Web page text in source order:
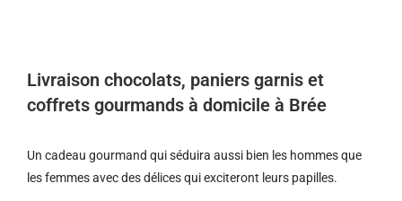
Livraison chocolats, paniers garnis et
coffrets gourmands à domicile à Brée
Un cadeau gourmand qui séduira aussi bien les hommes que
les femmes avec des délices qui exciteront leurs papilles.